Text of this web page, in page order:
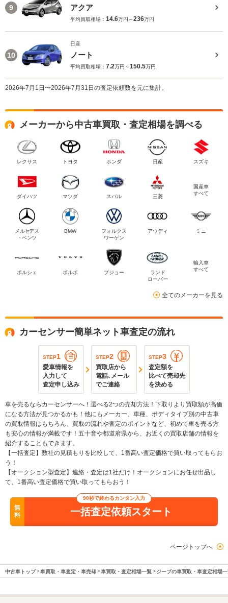
9 アクア
平均買取相場： 14.6万円～236万円
10
日産
ノート
平均買取相場： 7.2万円～150.5万円
2026年7月1日〜2026年7月31日の査定依頼数を元に集計。
メーカーから中古車買取・査定相場を調べる
レクサス トヨタ ホンダ 日産 スズキ
ダイハツ マツダ スバル 三菱
国産車
すべて
メルセデス
・ベンツ
BMW
フォルクス
ワーゲン
アウディ ミニ
ポルシェ ボルボ プジョー
ランド
ローバー
輸入車
すべて
全てのメーカーを見る
カーセンサー簡単ネット車査定の流れ
STEP1
愛車情報を
入力して
査定申し込み
STEP2
買取店から
電話､メール
でご連絡
STEP3
査定額を
比べて売却先
を決める
車を売るならカーセンサーへ！選べる2つの売却方法！下取りより買取額が高価
になる方法が見つかるかも！他にもメーカー、車種、ボディタイプ別の中古車
の買取情報はもちろん、買取の流れや査定のポイントなど、初めて車を売る方
も安心の情報が満載です！五十音や都道府県から、お近くの買取店舗の情報を
紹介することもできます。
【一括査定】数社の見積もりを比較して、1番高い査定価格で買い取ってもらお
う！
【オークション型査定】連絡・査定は1社だけ！オークションにお任せ出品し
て、1番高い査定価格で買い取ってもらおう！
無
料
90秒で終わるカンタン入力
一括査定依頼スタート
ページトップへ
中古車トップ 車買取・車査定・車売却 車買取・査定相場一覧 ジープの車買取・車査定相場